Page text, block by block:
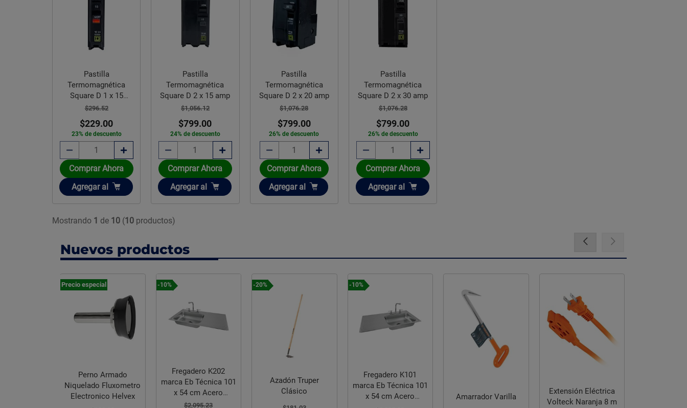
Pastilla
Termomagnética
Square D 1 x 15
ampers
$296.52
$229.00
23% de descuento
Comprar Ahora
Añadir
Agregar al
Pastilla
Termomagnética
Square D 2 x 15 amp
$1,056.12
$799.00
24% de descuento
Comprar Ahora
Añadir
Agregar al
Pastilla
Termomagnética
Square D 2 x 20 amp
$1,076.28
$799.00
26% de descuento
Comprar Ahora
Añadir
Agregar al
Pastilla
Termomagnética
Square D 2 x 30 amp
$1,076.28
$799.00
26% de descuento
Comprar Ahora
Añadir
Agregar al
Mostrando 1 de 10 (10 productos)
Nuevos productos
Precio especial
Perno Armado
Niquelado Fluxometro
Electronico Helvex
-10%
Fregadero K202
marca Eb Técnica 101
x 54 cm Acero
Inoxidable
$2,095.23
-20%
Azadón Truper
Clásico
-10%
Fregadero K101
marca Eb Técnica 101
x 54 cm Acero
Amarrador Varilla
Extensión Eléctrica
Volteck Naranja 8 m